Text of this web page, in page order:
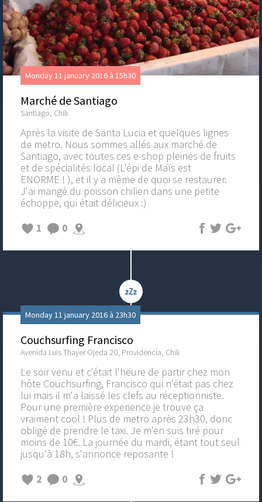
Monday 11 january 2016 à 15h30
Marché de Santiago
Santiago, Chili
Après la visite de Santa Lucia et quelques lignes
de metro. Nous sommes allés aux marché de
Santiago, avec toutes ces e-shop pleines de fruits
et de spécialités local (L'épi de Maïs est
ENORME ! ), et il y a même de quoi se restaurer.
J'ai mangé du poisson chilien dans une petite
échoppe, qui était délicieux :)
1
0
Monday 11 january 2016 à 23h30
Couchsurfing Francisco
Avenida Luis Thayer Ojeda 20, Providencia, Chili
Le soir venu et c'était l'heure de partir chez mon
hôte Couchsurfing, Francisco qui n'était pas chez
lui mais il m'a laissé les clefs au réceptionniste.
Pour une première experience je trouve ça
vraiment cool ! Plus de metro après 23h30, donc
obligé de prendre le taxi. Je m'en suis tiré pour
moins de 10€. La journée du mardi, étant tout seul
jusqu'à 18h, s'annonce reposante !
2
0